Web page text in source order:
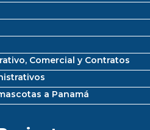
Comercial y Contratos
a Panamá